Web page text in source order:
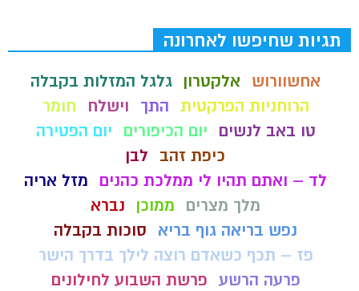
תגיות שחיפשו לאחרונה
אחשוורוש אלקטרון גלגל המזלות בקבלה
הרוחניות הפרקטית התך וישלח
חומר
טו באב לנשים
יום הכיפורים
יום הפטירה
כיפת זהב לבן
לד – ואתם תהיו לי ממלכת כהנים
מזל אריה
מלך מצרים
ממוכן
נברא
נפש בריאה גוף בריא
סוכות בקבלה
פז – תכף כשאדם רוצה לילך בדרך הישר
פרעה הרשע פרשת השבוע לחילונים